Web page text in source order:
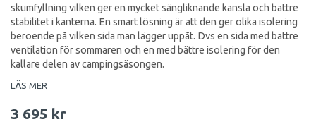
skumfyllning vilken ger en mycket sängliknande känsla och bättre
stabilitet i kanterna. En smart lösning är att den ger olika isolering
beroende på vilken sida man lägger uppåt. Dvs en sida med bättre
ventilation för sommaren och en med bättre isolering för den
kallare delen av campingsäsongen.
LÄS MER
3 695 kr